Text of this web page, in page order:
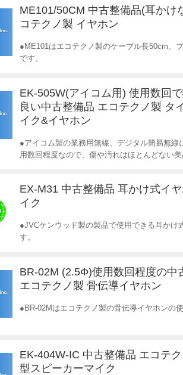
ME101/50CM 中古整備品(耳かけ
コテクノ製 イヤホン
●ME101はエコテクノ製のケーブル長50cm、
です。
EK-505W(アイコム用) 使用数回
良い中古整備品 エコテクノ製 タ
イク&イヤホン
●アイコム製の業務用無線、デジタル簡易無
用数回程度なので、傷や汚れはほとんどない美
EX-M31 中古整備品 耳かけ式イ
イク
●JVCケンウッド製の製品で使用できる耳か
す。
BR-02M (2.5Φ)使用数回程度の中
エコテクノ製 骨伝導イヤホン
●BR-02Mはエコテクノ製の骨伝導イヤホンの
EK-404W-IC 中古整備品 エコテ
型スピーカーマイク